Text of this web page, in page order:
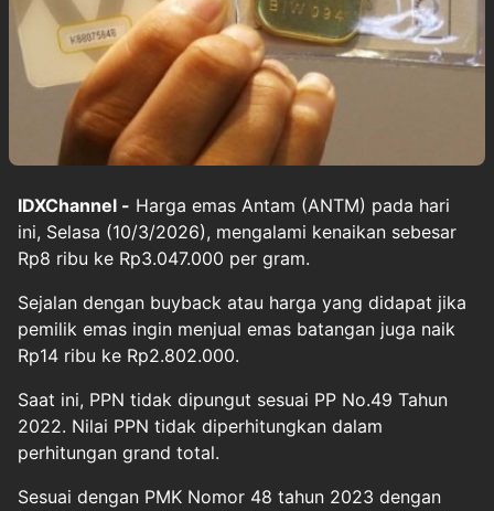
IDXChannel - Harga emas Antam (ANTM) pada hari
ini, Selasa (10/3/2026), mengalami kenaikan sebesar
Rp8 ribu ke Rp3.047.000 per gram.
Sejalan dengan buyback atau harga yang didapat jika
pemilik emas ingin menjual emas batangan juga naik
Rp14 ribu ke Rp2.802.000.
Saat ini, PPN tidak dipungut sesuai PP No.49 Tahun
2022. Nilai PPN tidak diperhitungkan dalam
perhitungan grand total.
Sesuai dengan PMK Nomor 48 tahun 2023 dengan